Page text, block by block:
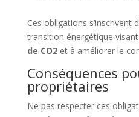
Ces obligations s’inscrivent
transition énergétique
de CO2et à améliorer le
Conséquences
propriétaires
Ne pas respecter ces